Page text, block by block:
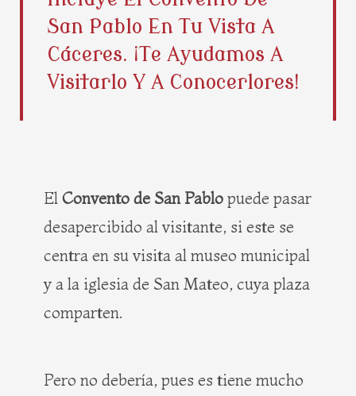
b
o
o
k
i
t
t
e
r
e
r
e
t
a
g
r
a
m
San Pablo En Tu Vista A
Cáceres. ¡Te Ayudamos A
Visitarlo Y A Conocerlores!
El Convento de San Pablo puede pasar
desapercibido al visitante, si este se
centra en su visita al museo municipal
y a la iglesia de San Mateo, cuya plaza
comparten.
Pero no debería, pues es tiene mucho